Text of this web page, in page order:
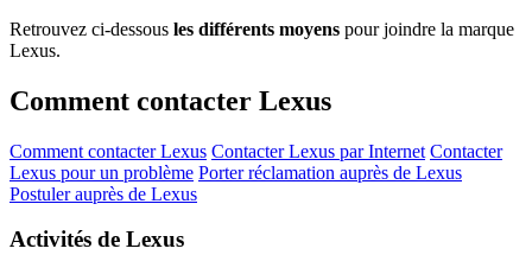
Retrouvez ci-dessous les différents moyens pour joindre la marque
Lexus.
Comment contacter Lexus
Comment contacter Lexus Contacter Lexus par Internet Contacter
Lexus pour un problème Porter réclamation auprès de Lexus
Postuler auprès de Lexus
Activités de Lexus